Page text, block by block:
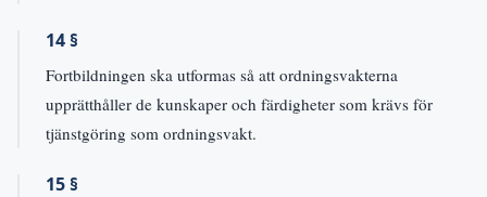
14 §
Fortbildningen ska utformas så att ordningsvakterna
upprätthåller de kunskaper och färdigheter som krävs för
tjänstgöring som ordningsvakt.
15 §